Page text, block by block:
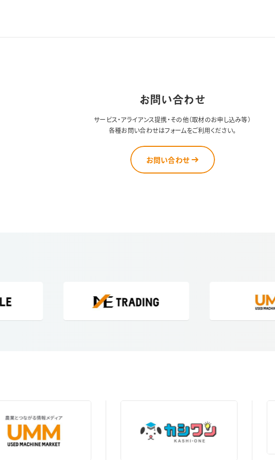
お問い合わせ
サービス・アライアンス提携・その他（取材のお申し込み等）
各種お問い合わせはフォームをご利用ください。
お問い合わせ